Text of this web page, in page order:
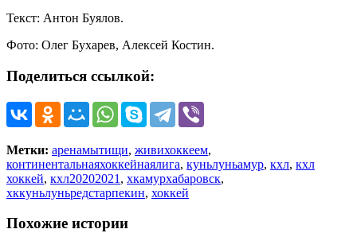
Текст: Антон Буялов.
Фото: Олег Бухарев, Алексей Костин.
Поделиться ссылкой:
Метки: аренамытищи, живихоккеем,
континентальнаяхоккейнаялига, куньлуньамур, кхл, кхл
хоккей, кхл20202021 , хкамурхабаровск,
хккуньлуньредстарпекин, хоккей
Похожие истории